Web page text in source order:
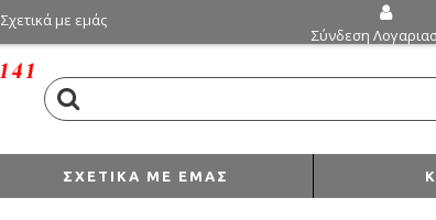
Σχετικά με εμάς
Σύνδεση
ΣΧΕΤΙΚΆ ΜΕ ΕΜΆΣ